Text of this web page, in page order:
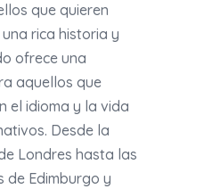
que quieren
rica historia y
ofrece una
aquellos que
el idioma y la vida
Desde la
Londres hasta las
de Edimburgo y